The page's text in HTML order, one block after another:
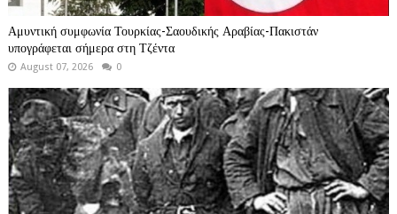
Αμυντική συμφωνία Τουρκίας-Σαουδικής Αραβίας-Πακιστάν
υπογράφεται σήμερα στη Τζέντα
August 07, 2026 0